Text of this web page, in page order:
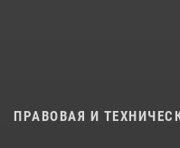
ПРАВОВАЯ И